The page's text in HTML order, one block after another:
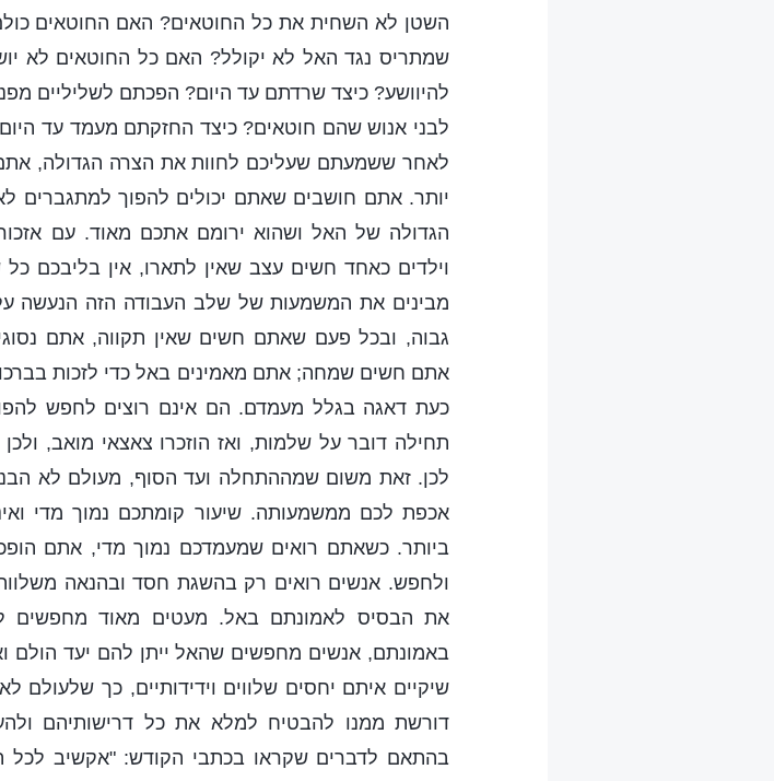
השטן לא השחית את כל החוטאים? האם החוטאים
שמתריס נגד האל לא יקולל? האם כל החוטאים לא
להיוושע? כיצד שרדתם עד היום? הפכתם לשליליים
לבני אנוש שהם חוטאים? כיצד החזקתם מעמד עד
לאחר ששמעתם שעליכם לחוות את הצרה הגדולה,
יותר. אתם חושבים שאתם יכולים להפוך למתגברים
הגדולה של האל ושהוא ירומם אתכם מאוד. עם
וילדים כאחד חשים עצב שאין לתארו, אין בליבכם
מבינים את המשמעות של שלב העבודה הזה הנעשה
גבוה, ובכל פעם שאתם חשים שאין תקווה, אתם
אתם חשים שמחה; אתם מאמינים באל כדי לזכות
כעת דאגה בגלל מעמדם. הם אינם רוצים לחפש
תחילה דובר על שלמות, ואז הוזכרו צאצאי מואב,
לכן. זאת משום שמההתחלה ועד הסוף, מעולם לא
אכפת לכם ממשמעותה. שיעור קומתכם נמוך מדי
ביותר. כשאתם רואים שמעמדכם נמוך מדי, אתם
ולחפש. אנשים רואים רק בהשגת חסד ובהנאה
את הבסיס לאמונתם באל. מעטים מאוד מחפשים
באמונתם, אנשים מחפשים שהאל ייתן להם יעד
שיקיים איתם יחסים שלווים וידידותיים, כך שלעולם
דורשת ממנו להבטיח למלא את כל דרישותיהם
בהתאם לדברים שקראו בכתבי הקודש: "אקשיב לכל